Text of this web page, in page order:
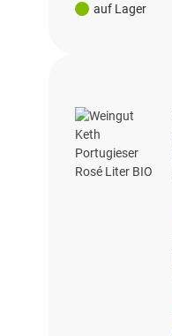
auf Lager